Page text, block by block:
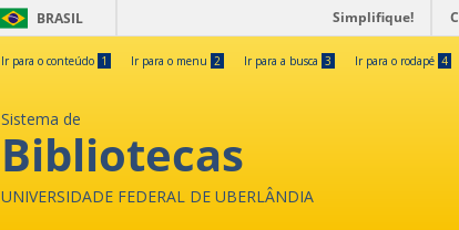
BRASIL Simplifique!
Ir para o conteúdo 1 Ir para o menu 2 Ir para a busca 3 Ir para o rodapé 4
Sistema de
Bibliotecas
UNIVERSIDADE FEDERAL DE UBERLÂNDIA